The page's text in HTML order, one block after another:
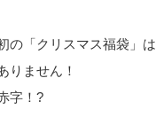
の「クリスマス福袋」は
りません！
字！?